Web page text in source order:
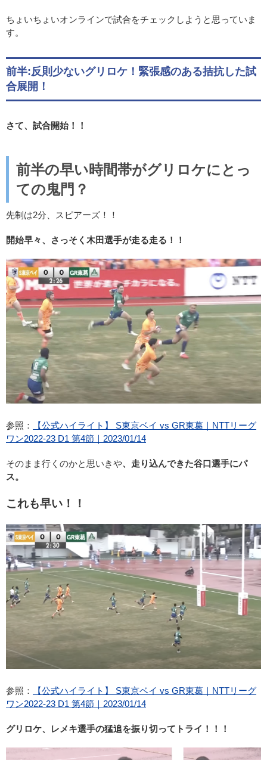
ちょいちょいオンラインで試合をチェックしようと思っていま
す。
前半:反則少ないグリロケ！緊張感のある拮抗した試
合展開！
さて、試合開始！！
前半の早い時間帯がグリロケにとっ
ての鬼門？
先制は2分、スピアーズ！！
開始早々、さっそく木田選手が走る走る！！
参照：
【公式ハイライト】 S東京ベイ vs GR東葛｜NTTリーグ
ワン2022-23 D1 第4節｜2023/01/14
そのまま行くのかと思いきや、走り込んできた谷口選手にパ
ス。
これも早い！！
参照：
【公式ハイライト】 S東京ベイ vs GR東葛｜NTTリーグ
ワン2022-23 D1 第4節｜2023/01/14
グリロケ、レメキ選手の猛追を振り切ってトライ！！！